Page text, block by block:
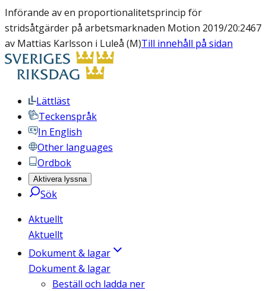
Införande av en proportionalitetsprincip för
stridsåtgärder på arbetsmarknaden Motion 2019/20:2467
av Mattias Karlsson i Luleå (M)Till innehåll på sidan
Lättläst
Teckenspråk
In English
Other languages
Ordbok
Aktivera lyssna
Sök
Aktuellt
Aktuellt
Dokument & lagar
Dokument & lagar
Beställ och ladda ner